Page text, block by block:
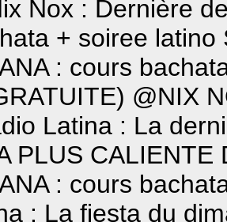
Nox : Dernière
+ soiree latino
: cours
@NIX
Latina : La
PLUS CALIENTE
: cours
: La fiesta du